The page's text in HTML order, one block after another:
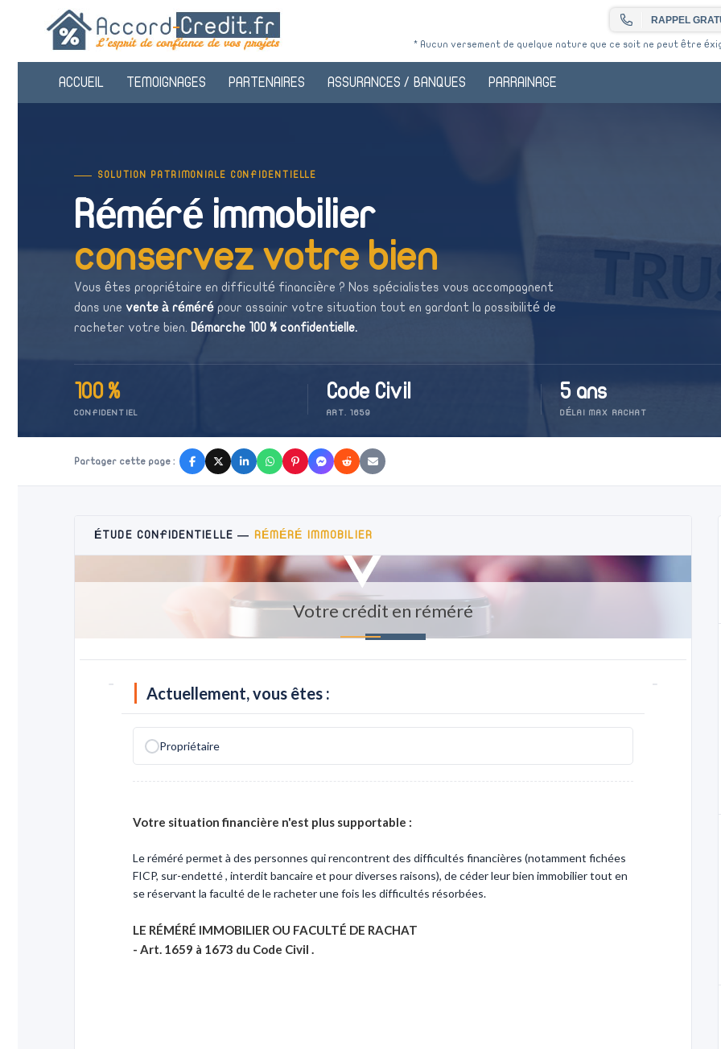
RAPPEL
* Aucun versement de quelque nature que ce soit ne peut être
ACCUEIL TEMOIGNAGES PARTENAIRES ASSURANCES / BANQUES PARRAINAGE
SOLUTION PATRIMONIALE CONFIDENTIELLE
Réméré immobilier
conservez votre bien
Vous êtes propriétaire en difficulté financière ? Nos spécialistes vous accompagnent
dans une vente à réméré pour assainir votre situation tout en gardant la possibilité de
racheter votre bien. Démarche 100 % confidentielle.
100 %
CONFIDENTIEL
Code Civil
ART. 1659
5 ans
DÉLAI MAX RACHAT
Partager cette page :
ÉTUDE CONFIDENTIELLE — RÉMÉRÉ IMMOBILIER